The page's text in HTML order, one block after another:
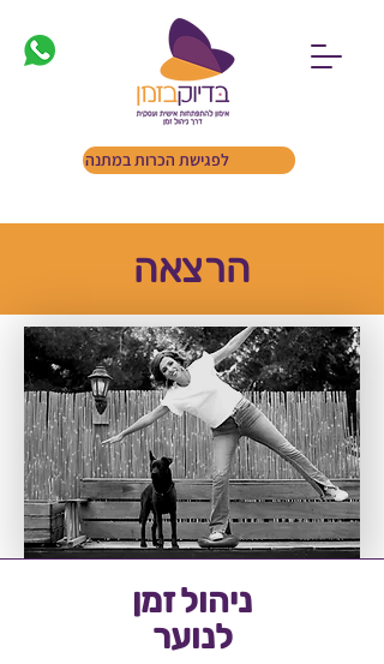
לפגישת הכרות במתנה
הרצאה
ניהול זמן
לנוער